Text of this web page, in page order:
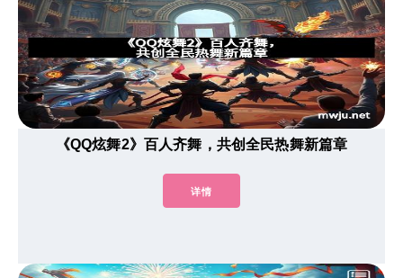
《QQ炫舞2》百人齐舞，共创全民热舞新篇章
详情